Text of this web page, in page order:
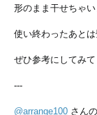
形のまま干せちゃい
使い終わったあと
ぜひ参考にしてみて
---
@arrange100 さん